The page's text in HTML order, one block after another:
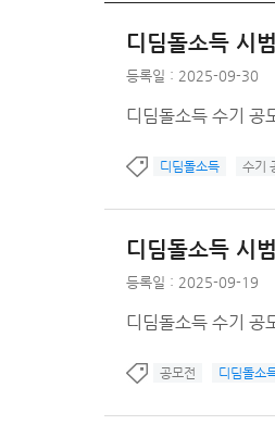
디딤돌소득 시
등록일 : 2025-09-30
디딤돌소득 수기 공
디딤돌소득 수기
디딤돌소득 시
등록일 : 2025-09-19
디딤돌소득 수기
공모전 디딤돌소